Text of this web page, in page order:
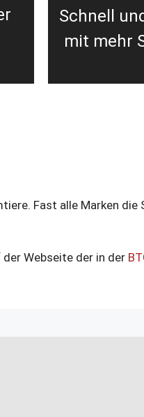
Schnell
mit mehr
Fast alle Marken die
Webseite der in der